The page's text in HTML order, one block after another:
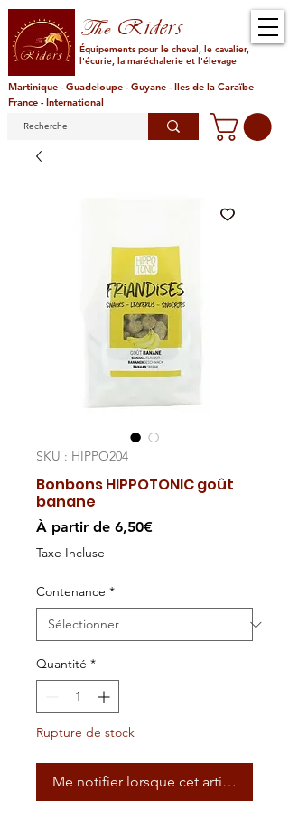
TheRiders
Équipements pour le cheval, le cavalier,
l'écurie, la maréchalerie et l'élevage
Martinique - Guadeloupe - Guyane - Iles de la Caraïbe
France - International
SKU : HIPPO204
Bonbons HIPPOTONIC goût
banane
À partir de 6,50€Prix
Taxe Incluse
Contenance *
Quantité *
Rupture de stock
Me notifier lorsque cet article est